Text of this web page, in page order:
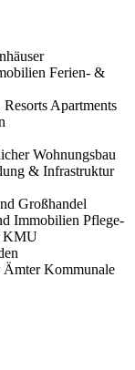
Ferien- &
Apartments
Wohnungsbau
& Infrastruktur
Großhandel
Immobilien Pflege-
KMU
Ämter Kommunale